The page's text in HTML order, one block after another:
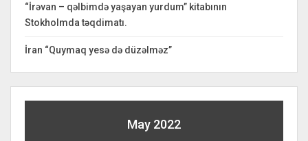
“İrəvan – qəlbimdə yaşayan yurdum” kitabının
Stokholmda təqdimatı.
İran “Quymaq yesə də düzəlməz”
May 2022